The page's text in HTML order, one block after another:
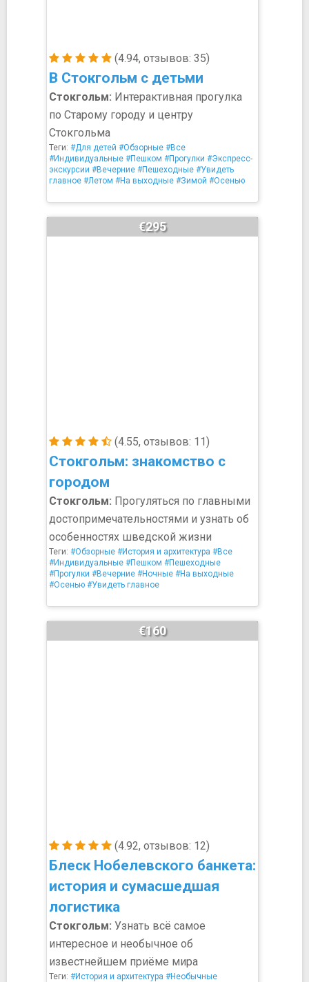
(4.94, отзывов: 35)
В Стокгольм с детьми
Стокгольм: Интерактивная прогулка
по Старому городу и центру
Стокгольма
Теги: #Для детей #Обзорные #Все
#Индивидуальные #Пешком #Прогулки #Экспресс-
экскурсии #Вечерние #Пешеходные #Увидеть
главное #Летом #На выходные #Зимой #Осенью
(4.55, отзывов: 11)
Стокгольм: знакомство с
городом
€295
Стокгольм: Прогуляться по главными
достопримечательностями и узнать об
особенностях шведской жизни
Теги: #Обзорные #История и архитектура #Все
#Индивидуальные #Пешком #Пешеходные
#Прогулки #Вечерние #Ночные #На выходные
#Осенью #Увидеть главное
(4.92, отзывов: 12)
Блеск Нобелевского банкета:
история и сумасшедшая
логистика
€160
Стокгольм: Узнать всё самое
интересное и необычное об
известнейшем приёме мира
Теги: #История и архитектура #Необычные